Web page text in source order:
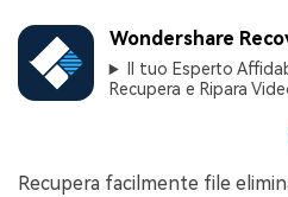
Wondershare
Il tuo Esperto
Recupera e Ripara
Recupera facilmente file